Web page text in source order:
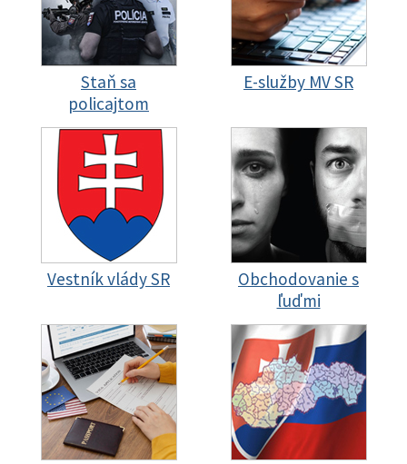
Staň sa
policajtom
E-služby MV SR
Vestník vlády SR
Obchodovanie s
ľuďmi